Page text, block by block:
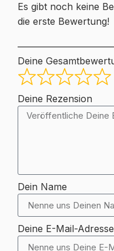
Es gibt noch keine
die erste Bewertung!
Deine
Deine Rezension
Dein Name
Deine E-Mail-Adresse